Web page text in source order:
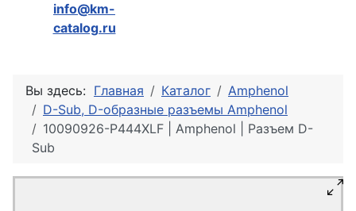
info@km-
catalog.ru
Вы здесь: Главная Каталог
Amphenol
D-Sub, D-образные разъемы Amphenol
10090926-P444XLF | Amphenol | Разъем D-
Sub